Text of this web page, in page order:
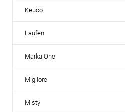
Keuco
Laufen
Marka One
Migliore
Misty